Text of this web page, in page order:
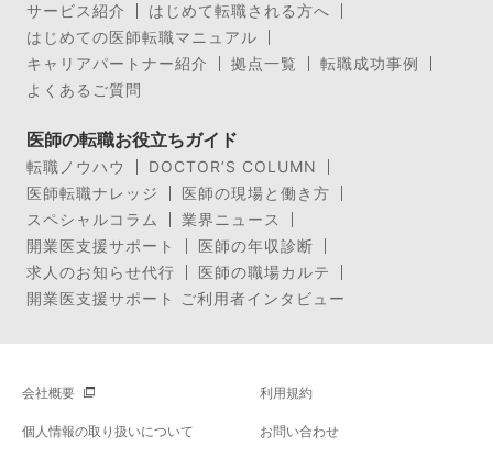
サービス紹介
はじめて転職される方へ
はじめての医師転職マニュアル
キャリアパートナー紹介
拠点一覧
転職成功事例
よくあるご質問
医師の転職お役立ちガイド
転職ノウハウ
DOCTOR’S COLUMN
医師転職ナレッジ
医師の現場と働き方
スペシャルコラム
業界ニュース
開業医支援サポート
医師の年収診断
求人のお知らせ代行
医師の職場カルテ
開業医支援サポート ご利用者インタビュー
会社概要 利用規約
個人情報の取り扱いについて お問い合わせ